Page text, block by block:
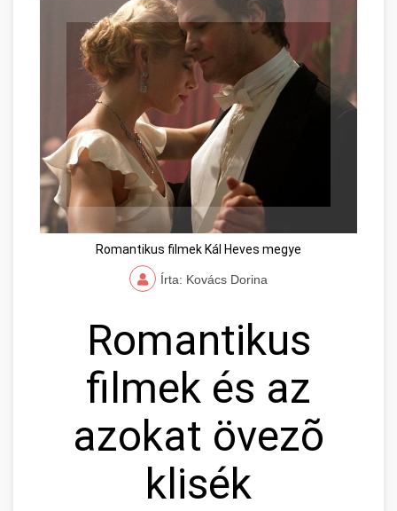
Romantikus filmek Kál Heves megye
Írta: Kovács Dorina
Romantikus
filmek és az
azokat övezõ
klisék